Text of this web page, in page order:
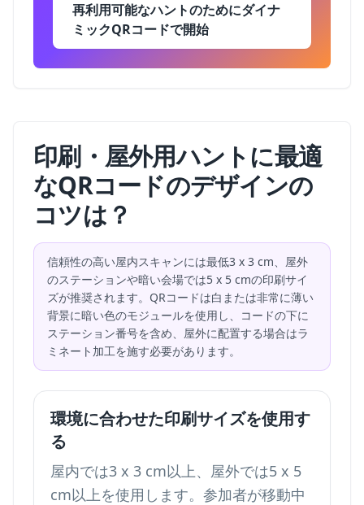
再利用可能なハントのためにダイナ
ミックQRコードで開始
印刷・屋外用ハントに最適
なQRコードのデザインの
コツは？
信頼性の高い屋内スキャンには最低3 x 3 cm、屋外
のステーションや暗い会場では5 x 5 cmの印刷サイ
ズが推奨されます。QRコードは白または非常に薄い
背景に暗い色のモジュールを使用し、コードの下に
ステーション番号を含め、屋外に配置する場合はラ
ミネート加工を施す必要があります。
環境に合わせた印刷サイズを使用す
る
屋内では3 x 3 cm以上、屋外では5 x 5
cm以上を使用します。参加者が移動中